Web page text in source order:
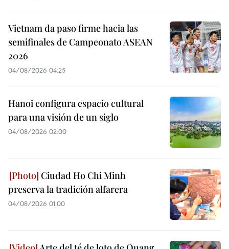
Vietnam da paso firme hacia las
semifinales de Campeonato ASEAN
2026
04/08/2026 04:25
Hanoi configura espacio cultural
para una visión de un siglo
04/08/2026 02:00
Ciudad Ho Chi Minh
preserva la tradición alfarera
04/08/2026 01:00